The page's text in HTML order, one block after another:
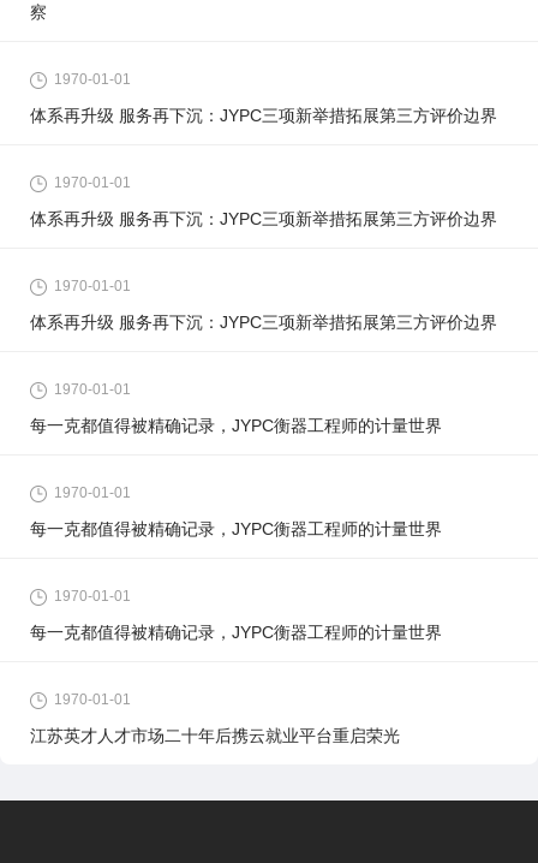
察
1970-01-01
体系再升级 服务再下沉：JYPC三项新举措拓展第三方评价边界
1970-01-01
体系再升级 服务再下沉：JYPC三项新举措拓展第三方评价边界
1970-01-01
体系再升级 服务再下沉：JYPC三项新举措拓展第三方评价边界
1970-01-01
每一克都值得被精确记录，JYPC衡器工程师的计量世界
1970-01-01
每一克都值得被精确记录，JYPC衡器工程师的计量世界
1970-01-01
每一克都值得被精确记录，JYPC衡器工程师的计量世界
1970-01-01
江苏英才人才市场二十年后携云就业平台重启荣光